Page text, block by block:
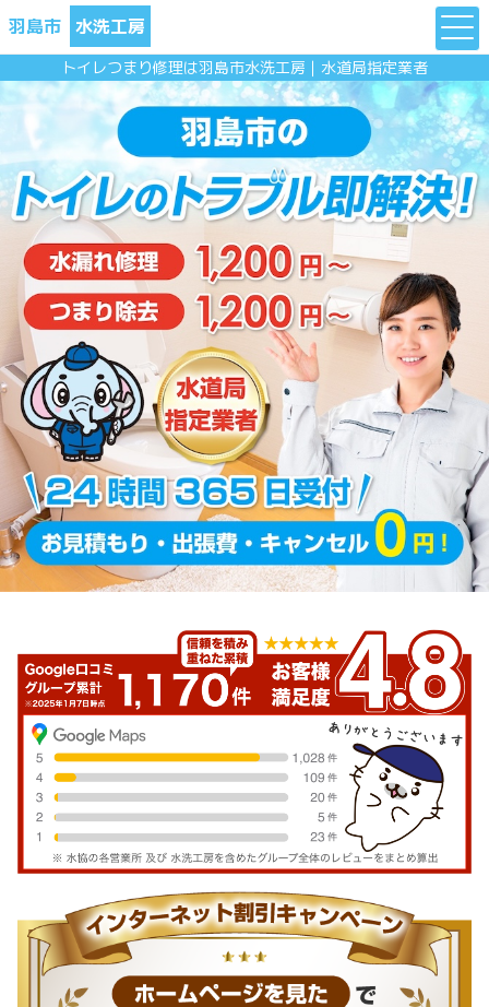
羽島市 水洗工房
トイレつまり修理は羽島市水洗工房｜水道局指定業者